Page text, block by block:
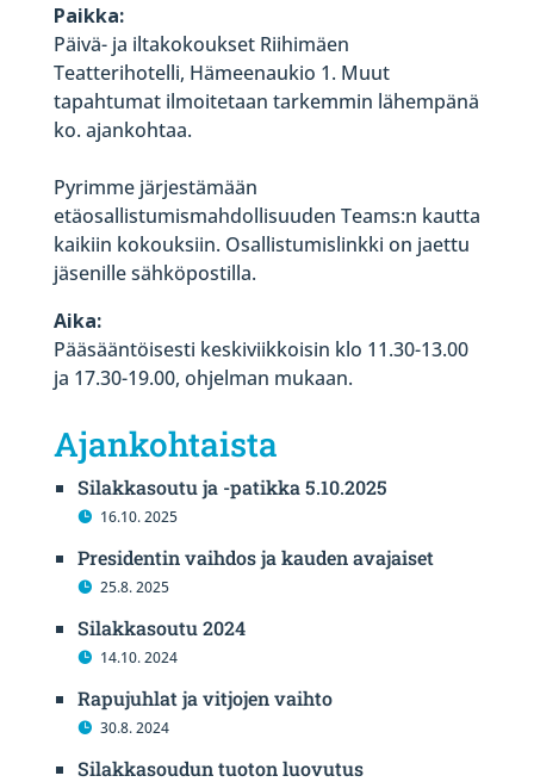
Paikka:
Päivä- ja iltakokoukset Riihimäen
Teatterihotelli, Hämeenaukio 1. Muut
tapahtumat ilmoitetaan tarkemmin lähempänä
ko. ajankohtaa.
Pyrimme järjestämään
etäosallistumismahdollisuuden Teams:n kautta
kaikiin kokouksiin. Osallistumislinkki on jaettu
jäsenille sähköpostilla.
Aika:
Pääsääntöisesti keskiviikkoisin klo 11.30-13.00
ja 17.30-19.00, ohjelman mukaan.
Ajankohtaista
Silakkasoutu ja -patikka 5.10.2025
16.10. 2025
Presidentin vaihdos ja kauden avajaiset
25.8. 2025
Silakkasoutu 2024
14.10. 2024
Rapujuhlat ja vitjojen vaihto
30.8. 2024
Silakkasoudun tuoton luovutus